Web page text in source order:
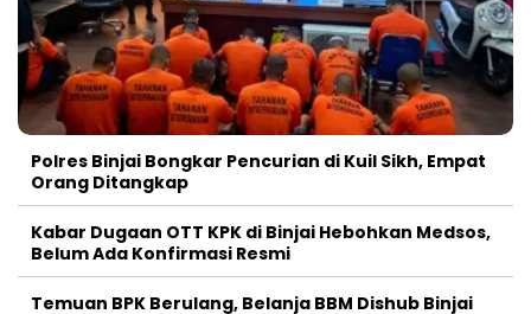
Polres Binjai Bongkar Pencurian di Kuil Sikh, Empat
Orang Ditangkap
Kabar Dugaan OTT KPK di Binjai Hebohkan Medsos,
Belum Ada Konfirmasi Resmi
Temuan BPK Berulang, Belanja BBM Dishub Binjai